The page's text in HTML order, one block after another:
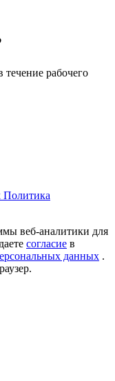
течение рабочего
Политика
веб-аналитики для
согласие в
данных .